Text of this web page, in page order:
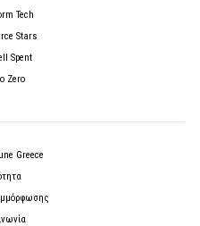
Tech
Stars
Spent
Zero
Greece